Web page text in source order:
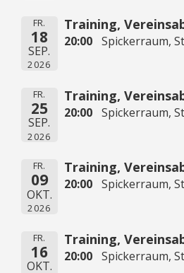
FR.
18
SEP.
2026
Training,
20:00 Spickerraum,
FR.
25
SEP.
2026
Training,
20:00 Spickerraum,
FR.
09
OKT.
2026
Training,
20:00 Spickerraum,
FR.
16
OKT.
Training,
20:00 Spickerraum,